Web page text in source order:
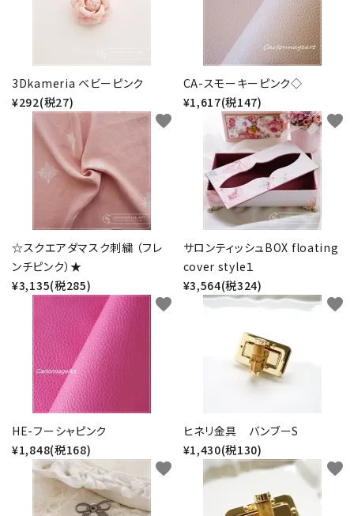
3Dkameria ベビーピンク
¥292(税27)
CA-スモーキーピンク◇
¥1,617(税147)
☆スクエアダマスク刺繍 （フレ
ンチピンク）★
¥3,135(税285)
favorite
サロンティッシュBOX floating
cover style１
¥3,564(税324)
favorite
HE-フーシャピンク
¥1,848(税168)
favorite
ヒネリ金具 バンブーS
¥1,430(税130)
favorite
favorite favorite